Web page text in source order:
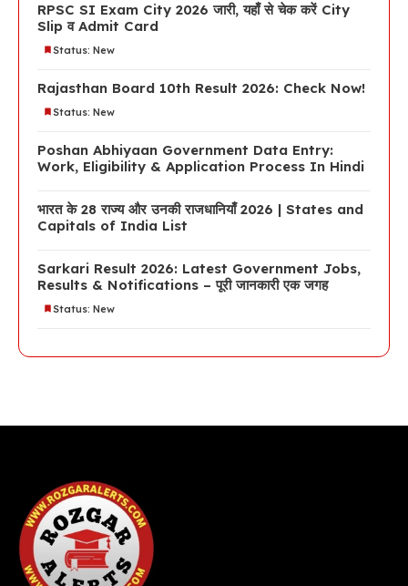
RPSC SI Exam City 2026 जारी, यहाँ से चेक करें City
Slip व Admit Card
Status: New
Rajasthan Board 10th Result 2026: Check Now!
Status: New
Poshan Abhiyaan Government Data Entry:
Work, Eligibility & Application Process In Hindi
भारत के 28 राज्य और उनकी राजधानियाँ 2026 | States and
Capitals of India List
Sarkari Result 2026: Latest Government Jobs,
Results & Notifications – पूरी जानकारी एक जगह
Status: New